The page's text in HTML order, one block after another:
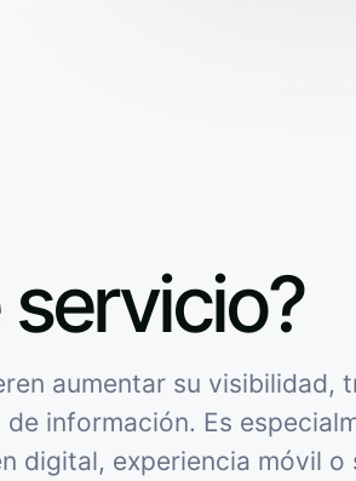
aumentar su visibilidad,
información. Es
digital, experiencia móvil o